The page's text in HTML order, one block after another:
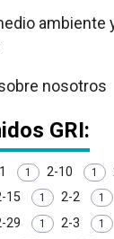
ambiente
nosotros
GRI:
1 2-10 1
15 1 2-2 1
29 1 2-3 1